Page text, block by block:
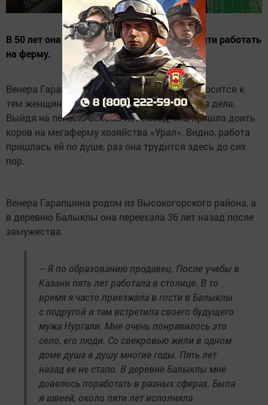
В 50 лет она вышла на пенсию и решила пойти работать
на ферму.
Венера Гарапшина из деревни Балыклы относится к
тем женщинам, которые не могут сидеть без дела.
Выйдя на пенсию восемь лет назад, она пришла доить
коров на мегаферму хозяйства «Урал». Видно, работа
пришлась ей по душе, раз она трудится здесь до сих
пор.
Венера Гарапшина родом из Высокогорского района, а
в деревню Балыклы она переехала 36 лет назад после
замужества.
– Я по образованию продавец. После учебы в
Казани пять лет работала в столице. В то
время я часто приезжала в гости в Балыклы
с подругой и там встретила своего будущего
мужа Нургали. Мне очень понравилось это
село, его люди. Со свекровью жили в одном
доме душа в душу многие годы. Пять лет
назад ее не стало. В деревне Балыклы мне
довелось поработать в разных сферах. Была
и швеей, около пяти лет исполняла